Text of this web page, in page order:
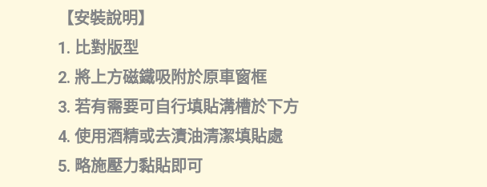
【安裝說明】
1. 比對版型
2. 將上方磁鐵吸附於原車窗框
3. 若有需要可自行填貼溝槽於下方
4. 使用酒精或去漬油清潔填貼處
5. 略施壓力黏貼即可